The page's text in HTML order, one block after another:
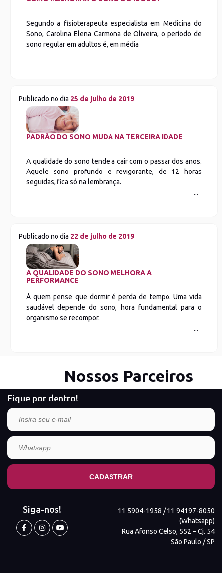
Segundo a fisioterapeuta especialista em Medicina do
Sono, Carolina Elena Carmona de Oliveira, o período de
sono regular em adultos é, em média
Publicado no dia 25 de julho de 2019
PADRÃO DO SONO MUDA NA TERCEIRA IDADE
A qualidade do sono tende a cair com o passar dos anos.
Aquele sono profundo e revigorante, de 12 horas
seguidas, fica só na lembrança.
Publicado no dia 22 de julho de 2019
A QUALIDADE DO SONO MELHORA A
PERFORMANCE
Á quem pense que dormir é perda de tempo. Uma vida
saudável depende do sono, hora fundamental para o
organismo se recompor.
Nossos Parceiros
Fique por dentro!
Siga-nos!
11 5904-1958 / 11 94197-8050
(Whatsapp)
Rua Afonso Celso, 552 – Cj. 54
São Paulo / SP